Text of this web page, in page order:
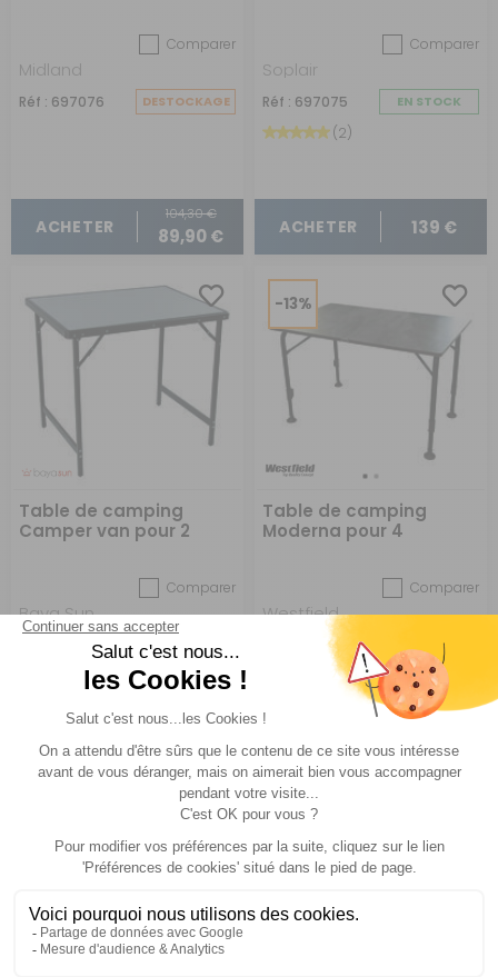
Comparer
Midland
Réf : 697076 DESTOCKAGE
ACHETER
104,30 €
89,90 €
Comparer
Soplair
Réf : 697075 EN STOCK
(2)
ACHETER 139 €
Table de camping
Camper van pour 2
Comparer
Baya Sun
Réf : 697061 EN STOCK
(3)
ACHETER 59,90 €
-13%
Table de camping
Moderna pour 4
Comparer
Westfield
Réf : 697044 DESTOCKAGE
ACHETER
299,95 €
259,95 €